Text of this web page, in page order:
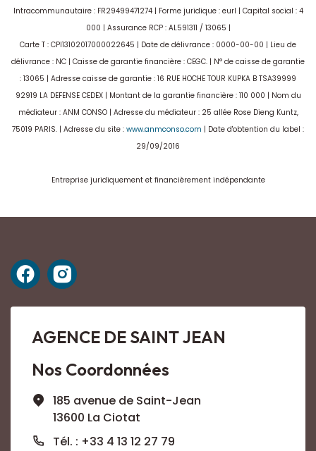
Intracommunautaire : FR29499471274 | Forme juridique : eurl | Capital social : 4
000 | Assurance RCP : AL591311 / 13065 |
Carte T : CPI13102017000022645 | Date de délivrance : 0000-00-00 | Lieu de
délivrance : NC | Caisse de garantie financière : CEGC. | N° de caisse de garantie
: 13065 | Adresse caisse de garantie : 16 RUE HOCHE TOUR KUPKA B TSA39999
92919 LA DEFENSE CEDEX | Montant de la garantie financière : 110 000 | Nom du
médiateur : ANM CONSO | Adresse du médiateur : 25 allée Rose Dieng Kuntz,
75019 PARIS. | Adresse du site : www.anmconso.com | Date d'obtention du label :
29/09/2016
Entreprise juridiquement et financièrement indépendante
AGENCE DE SAINT JEAN
Nos Coordonnées
185 avenue de Saint-Jean
13600 La Ciotat
Tél. : +33 4 13 12 27 79